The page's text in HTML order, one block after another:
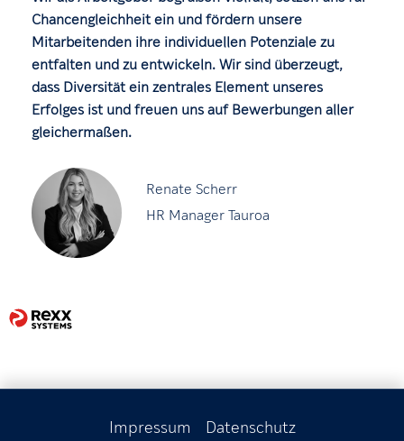
Chancengleichheit ein und fördern unsere
Mitarbeitenden ihre individuellen Potenziale zu
entfalten und zu entwickeln. Wir sind überzeugt,
dass Diversität ein zentrales Element unseres
Erfolges ist und freuen uns auf Bewerbungen aller
gleichermaßen.
Renate Scherr
HR Manager Tauroa
Impressum Datenschutz